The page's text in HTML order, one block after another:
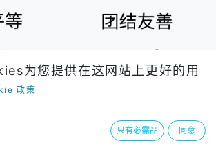
为您提供在这网站上更好的用
政策
只有必需品 同意